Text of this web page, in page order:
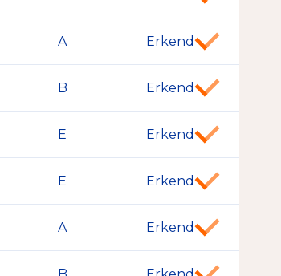
A Erkend
B Erkend
E Erkend
E Erkend
A Erkend